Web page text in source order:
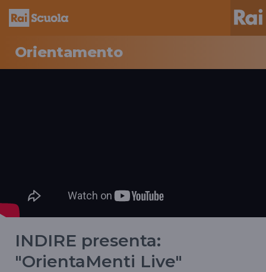
Orientamento
INDIRE presenta:
"OrientaMenti Live"